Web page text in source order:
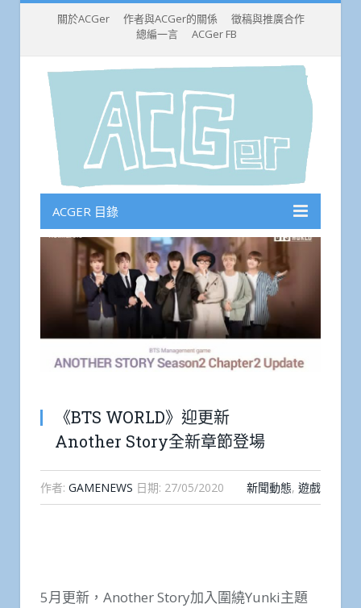
關於ACGer 作者與ACGer的關係
徵稿與推廣合作
總編一言
ACGer FB
ACGER 目錄
《BTS WORLD》迎更新
Another Story全新章節登場
作者: GAMENEWS 日期: 27/05/2020 新聞動態, 遊戲
5月更新，Another Story加入圍繞Yunki主題